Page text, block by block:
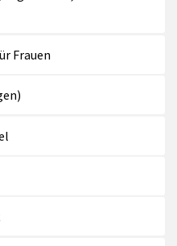
Frauen